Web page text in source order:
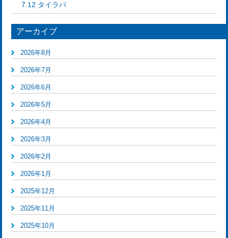
7.12 タイラバ
アーカイブ
2026年8月
2026年7月
2026年6月
2026年5月
2026年4月
2026年3月
2026年2月
2026年1月
2025年12月
2025年11月
2025年10月